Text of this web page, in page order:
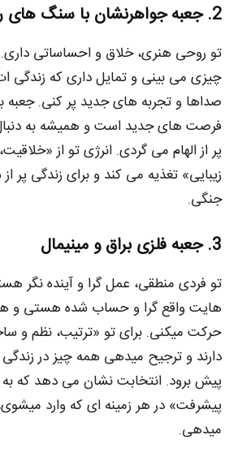
2. جعبه جواهرنشان با سنگ‌ های رنگی
تو روحی هنری، خلاق و احساساتی داری.
چیزی می‌ بینی و تمایل داری که زندگی‌
صداها و تجربه‌ های جدید پر کنی. جعبه
فرصت‌ های جدید است و همیشه به
پر از الهام می‌ گردی. انرژی تو از
زیبایی» تغذیه می‌ کند و برای زندگی
جنگی.
3. جعبه فلزی براق و مینیمال
تو فردی منطقی، عمل‌ گرا و آینده‌ نگر
هایت واقع‌ گرا و حساب‌ شده هستی و
حرکت میکنی. برای تو «ترتیب، نظم و
دارند و ترجیح میدهی همه‌ چیز در
پیش برود. انتخابت نشان می‌ دهد که به
پیشرفت» در هر زمینه‌ ای که وارد
میدهی.